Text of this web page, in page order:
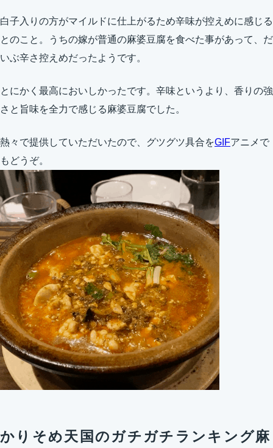
白子入りの方がマイルドに仕上がるため辛味が控えめに感じる
とのこと。うちの嫁が普通の麻婆豆腐を食べた事があって、だ
いぶ辛さ控えめだったようです。
とにかく最高においしかったです。辛味というより、香りの強
さと旨味を全力で感じる麻婆豆腐でした。
熱々で提供していただいたので、グツグツ具合をGIFアニメで
もどうぞ。
かりそめ天国のガチガチランキング麻